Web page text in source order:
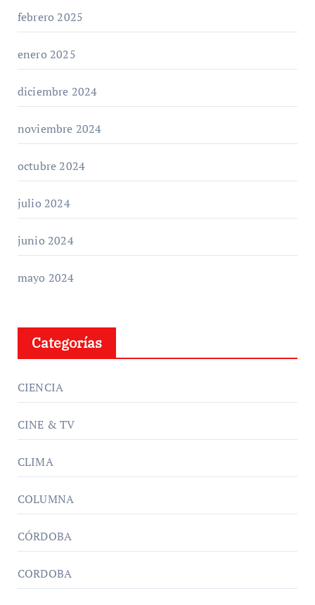
febrero 2025
enero 2025
diciembre 2024
noviembre 2024
octubre 2024
julio 2024
junio 2024
mayo 2024
Categorías
CIENCIA
CINE & TV
CLIMA
COLUMNA
CÓRDOBA
CORDOBA